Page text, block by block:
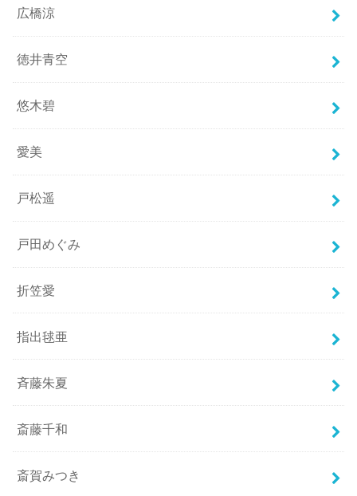
広橋涼
徳井青空
悠木碧
愛美
戸松遥
戸田めぐみ
折笠愛
指出毬亜
斉藤朱夏
斎藤千和
斎賀みつき